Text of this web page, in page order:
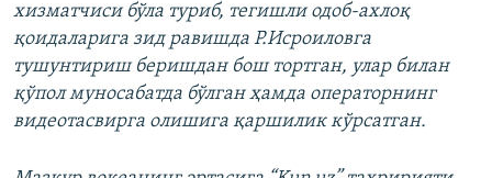
хизматчиси бўла туриб, тегишли одоб-ахлоқ
қоидаларига зид равишда Р.Исроиловга
тушунтириш беришдан бош тортган, улар билан
қўпол муносабатда бўлган ҳамда операторнинг
видеотасвирга олишига қаршилик кўрсатган.